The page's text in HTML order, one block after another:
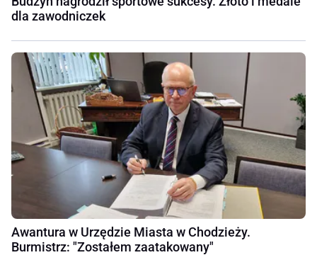
dla zawodniczek
Awantura w Urzędzie Miasta w Chodzieży.
Burmistrz: "Zostałem zaatakowany"